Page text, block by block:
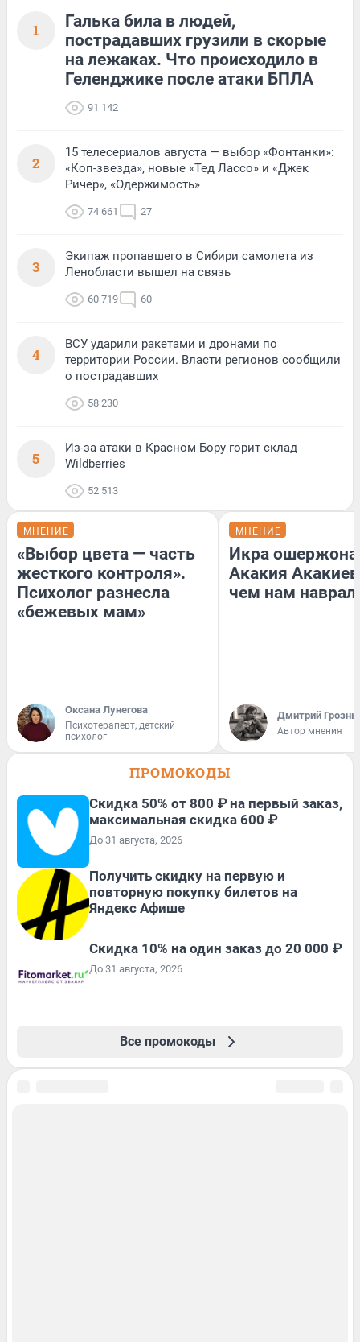
1
Галька била в людей,
пострадавших грузили в скорые
на лежаках. Что происходило в
Геленджике после атаки БПЛА
91 142
2
15 телесериалов августа — выбор «Фонтанки»:
«Коп-звезда», новые «Тед Лассо» и «Джек
Ричер», «Одержимость»
74 661 27
3
Экипаж пропавшего в Сибири самолета из
Ленобласти вышел на связь
60 719 60
4
ВСУ ударили ракетами и дронами по
территории России. Власти регионов сообщили
о пострадавших
58 230
5
Из-за атаки в Красном Бору горит склад
Wildberries
52 513
МНЕНИЕ
«Выбор цвета — часть
жесткого контроля».
Психолог разнесла
«бежевых мам»
Оксана Лунегова
Психотерапевт, детский
психолог
МНЕНИЕ
Икра
Акакия
чем нам
Дмитрий
Автор мнения
ПРОМОКОДЫ
Скидка 50% от 800 ₽ на первый заказ,
максимальная скидка 600 ₽
До 31 августа, 2026
Получить скидку на первую и
повторную покупку билетов на
Яндекс Афише
Скидка 10% на один заказ до 20 000 ₽
До 31 августа, 2026
Все промокоды